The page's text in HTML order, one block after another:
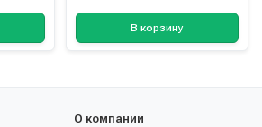
В корзину
О компании